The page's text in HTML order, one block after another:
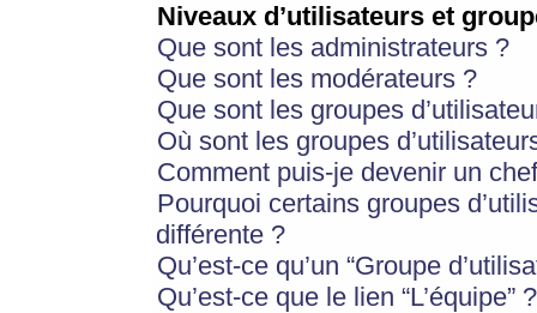
Niveaux d’utilisateurs et
Que sont les administrateurs ?
Que sont les modérateurs ?
Que sont les groupes
Où sont les groupes
Comment puis-je devenir un
Pourquoi certains groupes
différente ?
Qu’est-ce qu’un “Groupe
Qu’est-ce que le lien “L’équipe” ?